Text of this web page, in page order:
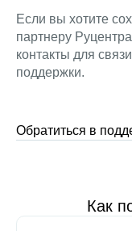
Если вы хотите
партнеру
контакты для
поддержки.
Обратиться в
Как